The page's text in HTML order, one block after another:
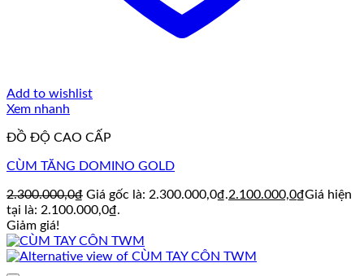
Add to wishlist
Xem nhanh
ĐỒ ĐỘ CAO CẤP
CÙM TĂNG DOMINO GOLD
2.300.000,0₫ Giá gốc là: 2.300.000,0₫.2.100.000,0₫Giá hiện
tại là: 2.100.000,0₫.
Giảm giá!